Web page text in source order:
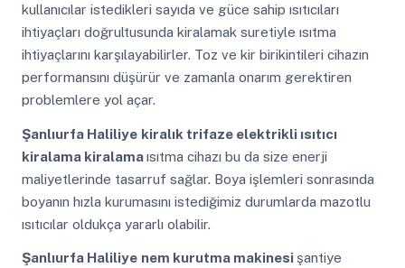
kullanıcılar istedikleri sayıda ve güce sahip ısıtıcıları
ihtiyaçları doğrultusunda kiralamak suretiyle ısıtma
ihtiyaçlarını karşılayabilirler. Toz ve kir birikintileri cihazın
performansını düşürür ve zamanla onarım gerektiren
problemlere yol açar.
Şanlıurfa Haliliye kiralık trifaze elektrikli ısıtıcı
kiralama kiralamaısıtma cihazı bu da size enerji
maliyetlerinde tasarruf sağlar. Boya işlemleri sonrasında
boyanın hızla kurumasını istediğimiz durumlarda mazotlu
ısıtıcılar oldukça yararlı olabilir.
Şanlıurfa Haliliye nem kurutma makinesi şantiye